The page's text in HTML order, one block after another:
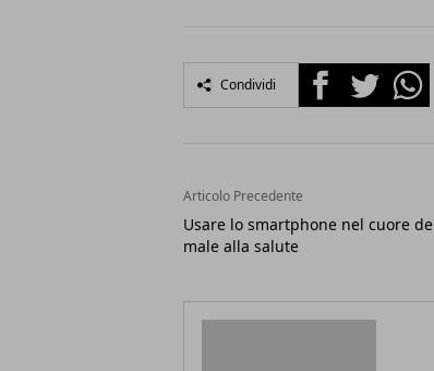
Condividi FacebookTwitter
Articolo Precedente
Usare lo smartphone nel cuore
male alla salute